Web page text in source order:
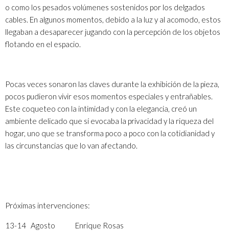
o como los pesados volúmenes sostenidos por los delgados
cables. En algunos momentos, debido a la luz y al acomodo, estos
llegaban a desaparecer jugando con la percepción de los objetos
flotando en el espacio.
Pocas veces sonaron las claves durante la exhibición de la pieza,
pocos pudieron vivir esos momentos especiales y entrañables.
Este coqueteo con la intimidad y con la elegancia, creó un
ambiente delicado que sí evocaba la privacidad y la riqueza del
hogar, uno que se transforma poco a poco con la cotidianidad y
las circunstancias que lo van afectando.
Próximas intervenciones:
13-14 Agosto Enrique Rosas